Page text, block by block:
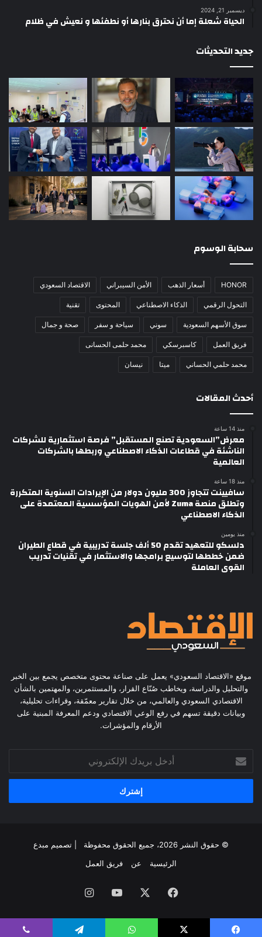
ديسمبر 21, 2024
الحياة شعلة إما أن نحترق بنارها أو نطفئها و نعيش في ظلام
جديد التحديثات
سحابة الوسوم
HONOR أسعار الذهب الأمن السيبراني الاقتصاد السعودي
التحول الرقمي الذكاء الاصطناعي المحتوى تقنية
سوق الأسهم السعودية سوني سياحة و سفر صحة و جمال
فريق العمل كاسبرسكي محمد حلمى الحسانى
محمد حلمي الحساني ميتا نيسان
أحدث المقالات
منذ 14 ساعة
معرض”السعودية تصنع المستقبل” فرصة استثمارية للشركات
الناشئة في قطاعات الذكاء الاصطناعي وربطها بالشركات
العالمية
منذ 18 ساعة
سافيينت تتجاوز 300 مليون دولار من الإيرادات السنوية المتكررة
وتطلق منصة Zuma لأمن الهويات المؤسسية المعتمدة على
الذكاء الاصطناعي
منذ يومين
دلسكو للتعهيد تقدم 50 ألف جلسة تدريبية في قطاع الطيران
ضمن خططها لتوسيع برامجها والاستثمار في تقنيات تدريب
القوى العاملة
موقع «الاقتصاد السعودي» يعمل على صناعة محتوى متخصص يجمع بين الخبر
والتحليل والدراسة، ويخاطب صُنّاع القرار، والمستثمرين، والمهتمين بالشأن
الاقتصادي السعودي والعالمي، من خلال تقارير معمّقة، وقراءات تحليلية،
وبيانات دقيقة تسهم في رفع الوعي الاقتصادي ودعم المعرفة المبنية على
الأرقام والمؤشرات.
بريدك
الإلكتروني
© حقوق النشر 2026، جميع الحقوق محفوظة | تصميم
مبدع
الرئيسية
عن فريق العمل
فيسبوك ‫YouTubeانستقرام